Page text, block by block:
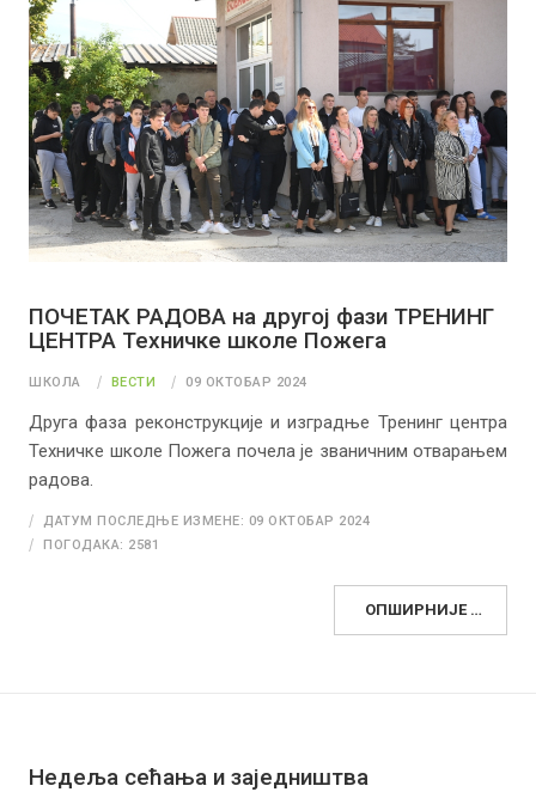
ПОЧЕТАК РАДОВА на другој фази ТРЕНИНГ
ЦЕНТРА Техничке школе Пожега
ШКОЛА ВЕСТИ 09 ОКТОБАР 2024
Друга фаза реконструкције и изградње Тренинг центра
Техничке школе Пожега почела је званичним отварањем
радова.
ДАТУМ ПОСЛЕДЊЕ ИЗМЕНЕ: 09 ОКТОБАР 2024
ПОГОДАКА: 2581
ОПШИРНИЈЕ …
Недеља сећања и заједништва